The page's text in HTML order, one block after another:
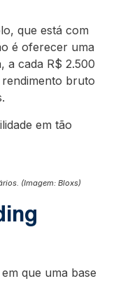
que está com
é oferecer uma
a cada R$ 2.500
bruto
em tão
(Imagem: Bloxs)
que uma base